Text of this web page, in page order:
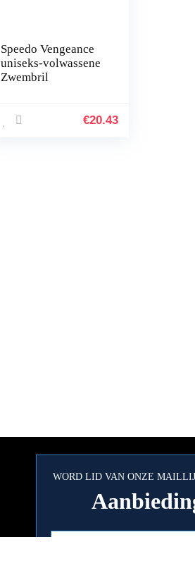
Speedo Vengeance
uniseks-volwassene
Zwembril
€20.43
WORD LID VAN ONZE